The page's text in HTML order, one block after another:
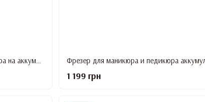
Портативный фрезер для маникюра на аккумуляторе DMJ-100 25 Вт 35 000 об/мин, Розовый
1 199 грн